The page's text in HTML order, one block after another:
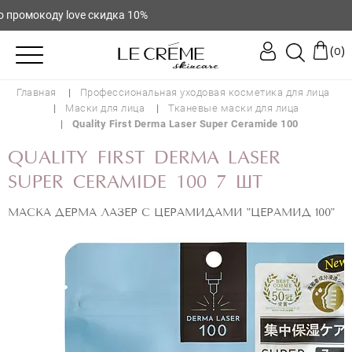
love скидка 10%
(0)
Главная
Профессиональная уходовая косметика для лица
Маски для лица
Тканевые маски для лица
Quality First Derma Laser Super Ceramide 100
QUALITY FIRST DERMA LASER
SUPER CERAMIDE 100 7 ШТ
МАСКА ДЕРМА ЛАЗЕР С ЦЕРАМИДАМИ "ЦЕРАМИД 100"
QUALITY FIRST DERMA LASER SUPER
CERAMIDE 100